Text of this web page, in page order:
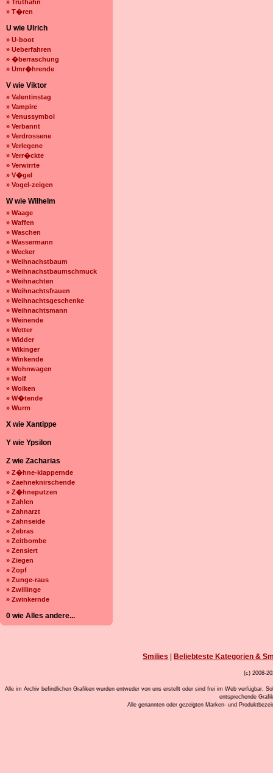
» Truthahn
» T�ren
U wie Ulrich
» U-boot
» Ueberfahren
» �berraschung
» Umr�hrende
V wie Viktor
» Valentinstag
» Vampire
» Venussymbol
» Verbannt
» Verdrossene
» Verlegene
» Verr�ckte
» Verwirrte
» V�gel
» Vogel-zeigen
W wie Wilhelm
» Waage
» Waffen
» Waschen
» Wassermann
» Wecker
» Weihnachstbaum
» Weihnachstbaumschmuck
» Weihnachten
» Weihnachtsfrauen
» Weihnachtsgeschenke
» Weihnachtsmann
» Weinende
» Wetter
» Widder
» Wikinger
» Winkende
» Wohnwagen
» Wolf
» Wolken
» W�tende
» Wurm
X wie Xantippe
Y wie Ypsilon
Z wie Zacharias
» Z�hne-klappernde
» Zaehneknirschende
» Z�hneputzen
» Zahlen
» Zahnarzt
» Zahnseide
» Zebras
» Zeitbombe
» Zensiert
» Ziegen
» Zopf
» Zunge-raus
» Zwillinge
» Zwinkernde
0 wie Alles andere...
Smilies Beliebteste Kategorien &
(c) 2008-
Alle im Archiv befindlichen Grafiken wurden entweder von uns erstellt oder sind frei im Web verfügbar.
entsprechende
Alle genannten oder gezeigten Marken- und